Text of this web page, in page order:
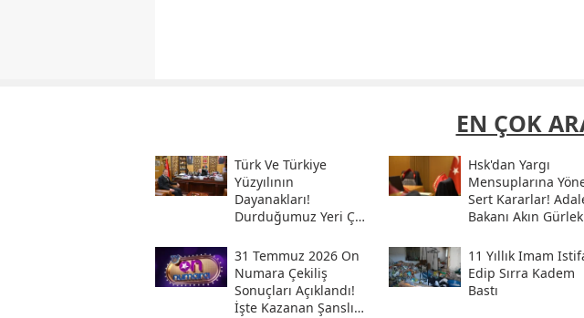
EN ÇOK
Türk Ve Türkiye
Yüzyılının
Dayanakları!
Durduğumuz Yeri Çok
Hsk'dan Yargı
Mensuplarına
Sert Kararlar!
Bakanı Akın Gürlek
Hesabından
31 Temmuz 2026 On
Numara Çekiliş
Sonuçları Açıklandı!
İşte Kazanan Şanslı
11 Yıllık Imam
Edip Sırra Kadem
Bastı